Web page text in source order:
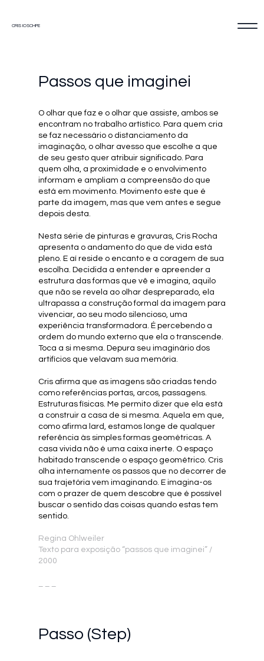
CRIS IOSCHPE
Passos que imaginei
O olhar que faz e o olhar que assiste, ambos se
encontram no trabalho artístico. Para quem cria
se faz necessário o distanciamento da
imaginação, o olhar avesso que escolhe a que
de seu gesto quer atribuir significado. Para
quem olha, a proximidade e o envolvimento
informam e ampliam a compreensão do que
está em movimento. Movimento este que é
parte da imagem, mas que vem antes e segue
depois desta.
Nesta série de pinturas e gravuras, Cris Rocha
apresenta o andamento do que de vida está
pleno. E aí reside o encanto e a coragem de sua
escolha. Decidida a entender e apreender a
estrutura das formas que vê e imagina, aquilo
que não se revela ao olhar despreparado, ela
ultrapassa a construção formal da imagem para
vivenciar, ao seu modo silencioso, uma
experiência transformadora. É percebendo a
ordem do mundo externo que ela o transcende.
Toca a si mesma. Depura seu imaginário dos
artifícios que velavam sua memória.
Cris afirma que as imagens são criadas tendo
como referências portas, arcos, passagens.
Estruturas físicas. Me permito dizer que ela está
a construir a casa de si mesma. Aquela em que,
como afirma lard, estamos longe de qualquer
referência às simples formas geométricas. A
casa vivida não é uma caixa inerte. O espaço
habitado transcende o espaço geométrico. Cris
olha internamente os passos que no decorrer de
sua trajetória vem imaginando. E imagina-os
com o prazer de quem descobre que é possível
buscar o sentido das coisas quando estas tem
sentido.
Regina Ohlweiler
Texto para exposição “passos que imaginei” /
2000
Passo (Step)